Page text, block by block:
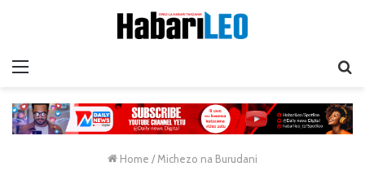
Home /Michezo na Burudani